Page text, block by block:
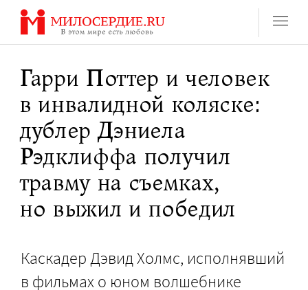
Перейти
содержанию
Гарри Поттер и человек
в инвалидной коляске:
дублер Дэниела
Рэдклиффа получил
травму на съемках,
но выжил и победил
Каскадер Дэвид Холмс, исполнявший
в фильмах о юном волшебнике